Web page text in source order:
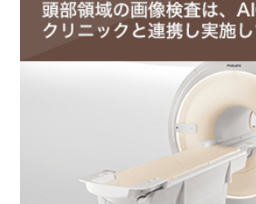
2024年11月1日より以下内容にて診療ス
ていただきます。
※峯田医師、原医師は引き続き土曜診療
診療スケジュール変更のお知らせ
2024年5月1日より診療スケジュールが
最新の情報は 「診療時間・担当医師のご